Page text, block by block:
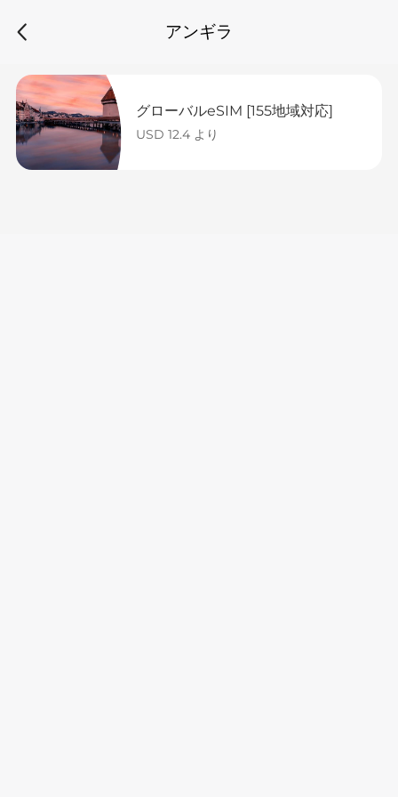
アンギラ
グローバルeSIM [155地域対応]
USD 12.4 より